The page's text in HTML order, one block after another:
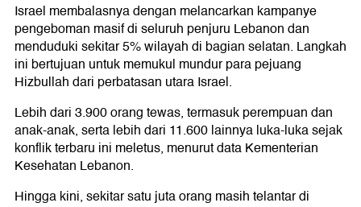
Israel membalasnya dengan melancarkan kampanye
pengeboman masif di seluruh penjuru Lebanon dan
menduduki sekitar 5% wilayah di bagian selatan. Langkah
ini bertujuan untuk memukul mundur para pejuang
Hizbullah dari perbatasan utara Israel.
Lebih dari 3.900 orang tewas, termasuk perempuan dan
anak-anak, serta lebih dari 11.600 lainnya luka-luka sejak
konflik terbaru ini meletus, menurut data Kementerian
Kesehatan Lebanon.
Hingga kini, sekitar satu juta orang masih telantar di